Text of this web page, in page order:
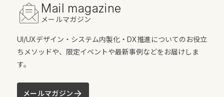
Mail magazine
メールマガジン
UI/UXデザイン・システム内製化・DX推進についてのお役立
ちメソッドや、限定イベントや最新事例などをお届けしま
す。
メールマガジン